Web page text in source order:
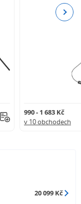
990 - 1 683 Kč
v 10 obchodech
Next
20 099 Kč